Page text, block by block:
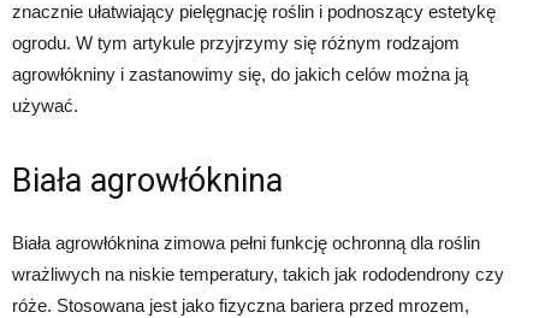
znacznie ułatwiający pielęgnację roślin i podnoszący estetykę
ogrodu. W tym artykule przyjrzymy się różnym rodzajom
agrowłókniny i zastanowimy się, do jakich celów można ją
używać.
Biała agrowłóknina
Biała agrowłóknina zimowa pełni funkcję ochronną dla roślin
wrażliwych na niskie temperatury, takich jak rododendrony czy
róże. Stosowana jest jako fizyczna bariera przed mrozem,